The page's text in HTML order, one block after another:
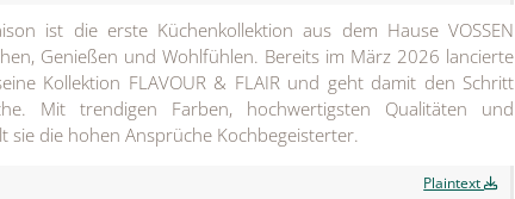
ist die erste Küchenkollektion aus dem Hause VOSSEN
Genießen und Wohlfühlen. Bereits im März 2026 lancierte
Kollektion FLAVOUR & FLAIR und geht damit den Schritt
Mit trendigen Farben, hochwertigsten Qualitäten und
sie die hohen Ansprüche Kochbegeisterter.
Plaintext